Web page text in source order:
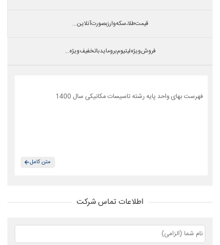
قیمت طلا،سکه و ارز بصورت آنلاین...
فروش ویژه لیتیوم بروماید با تخفیف ویژه...
فهرست بهای واحد پایه رشته تاسیسات مکانیکی سال 1400
متن کامل
اطلاعات تماس شرکت